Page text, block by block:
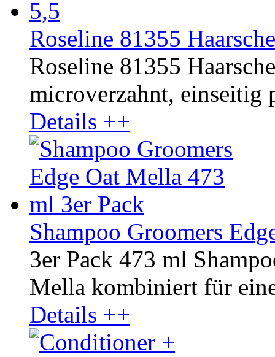
Roseline 81355
Roseline 81355
microverzahnt, einseitig
Details ++
Shampoo Groomers
3er Pack 473 ml
Mella kombiniert für
Details ++